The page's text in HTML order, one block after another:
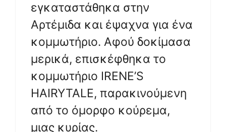
εγκαταστάθηκα στην
Αρτέμιδα και έψαχνα για ένα
κομμωτήριο. Αφού δοκίμασα
μερικά, επισκέφθηκα το
κομμωτήριο IRENE’S
HAIRYTALE, παρακινούμενη
από το όμορφο κούρεμα,
μιας κυρίας.